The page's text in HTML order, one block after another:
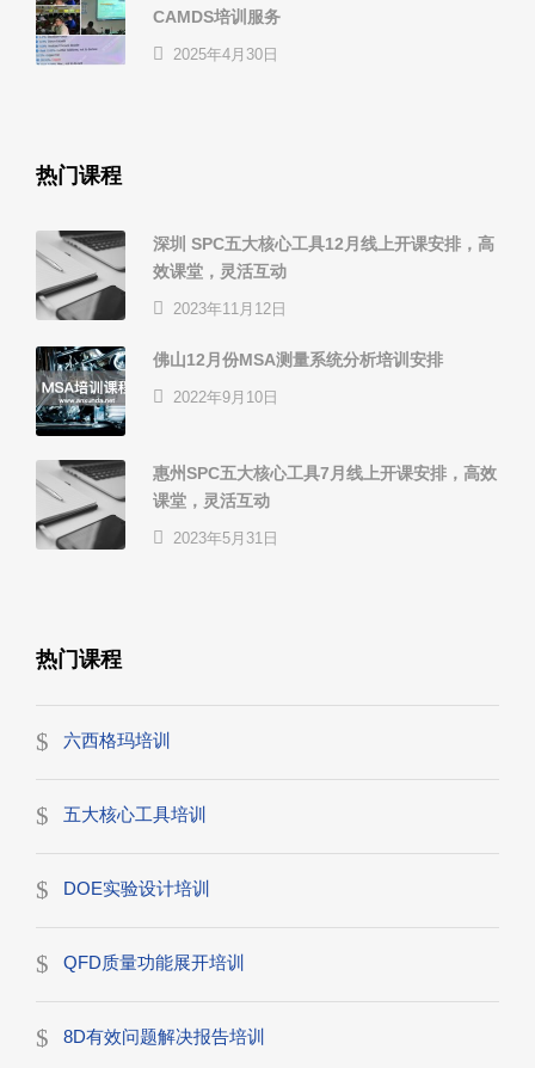
CAMDS培训服务
2025年4月30日
热门课程
深圳 SPC五大核心工具12月线上开课安排，高
效课堂，灵活互动
2023年11月12日
佛山12月份MSA测量系统分析培训安排
2022年9月10日
惠州SPC五大核心工具7月线上开课安排，高效
课堂，灵活互动
2023年5月31日
热门课程
六西格玛培训
五大核心工具培训
DOE实验设计培训
QFD质量功能展开培训
8D有效问题解决报告培训